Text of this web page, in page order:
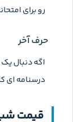
رو برای
حرف آخر
درسنامه ای
قیمت شب